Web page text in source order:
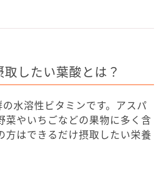
したい葉酸とは？
水溶性ビタミンです。アスパ
菜やいちごなどの果物に多く含
方はできるだけ摂取したい栄養